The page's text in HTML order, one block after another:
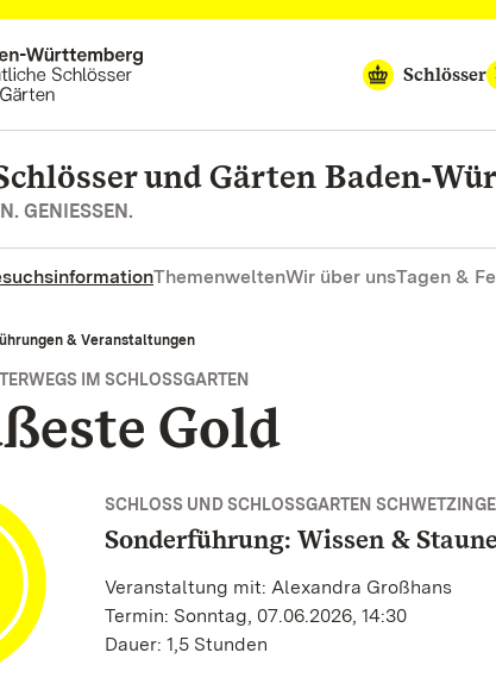
Schlösser
und Gärten
GENIESSEN.
ThemenweltenWir über unsTagen &
& Veranstaltungen
IM SCHLOSSGARTEN
Gold
SCHLOSS UND SCHLOSSGARTEN
Sonderführung: Wissen &
Veranstaltung mit: Alexandra Großhans
Termin: Sonntag, 07.06.2026, 14:30
Dauer: 1,5 Stunden